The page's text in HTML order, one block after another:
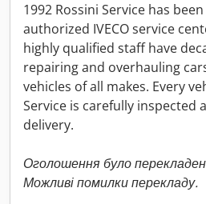
1992 Rossini Service has
authorized IVECO service
highly qualified staff have
repairing and overhauling
vehicles of all makes. Every
Service is carefully inspected
delivery.
Оголошення було
Можливі помилки перекладу.